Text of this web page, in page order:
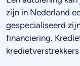
zijn in Nederland
gespecialiseerd
financiering.